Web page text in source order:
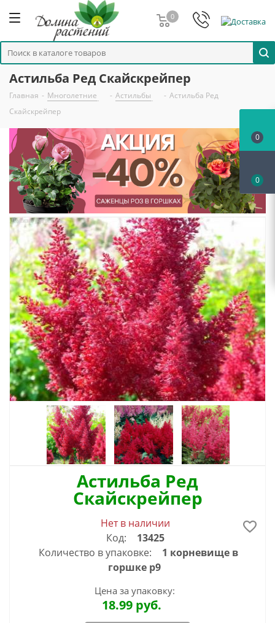
0
Астильба Ред Скайскрейпер
Главная - Многолетние - Астильбы - Астильба Ред
Скайскрейпер
Астильба Ред
Скайскрейпер
Нет в наличии
Код:
13425
Количество в упаковке:
1 корневище в
горшке р9
Цена за упаковку:
18.99руб.
0
0